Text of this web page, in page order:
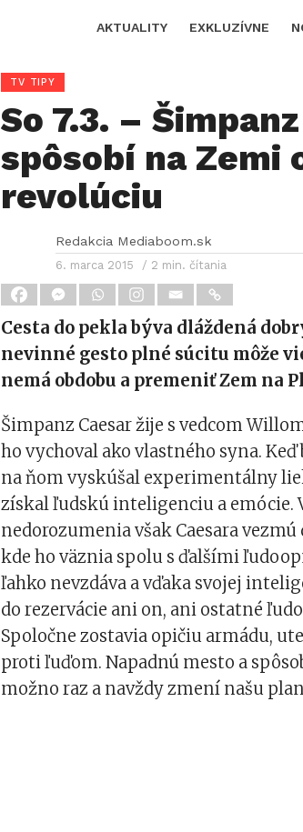
AKTUALITY EXKLUZÍVNE
TV TIPY
So 7.3. –
spôsobí na Zemi
revolúciu
Redakcia Mediaboom.sk
6. marca 2015 / 2 min. čítania
Cesta do pekla býva dláždená
nevinné gesto plné súcitu môže
nemá obdobu a premeniť Zem na
Šimpanz Caesar žije s vedcom
ho vychoval ako vlastného syna. Keď
na ňom vyskúšal experimentálny
získal ľudskú inteligenciu a emócie.
nedorozumenia však Caesara vezmú
kde ho väznia spolu s ďalšími
ľahko nevzdáva a vďaka svojej
do rezervácie ani on, ani ostatné
Spoločne zostavia opičiu armádu,
proti ľuďom. Napadnú mesto a
možno raz a navždy zmení našu